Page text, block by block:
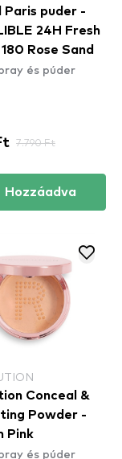
Paris puder -
24H Fresh
Rose Sand
és púder
7.790 Ft
Hozzáadva
Conceal &
Powder -
Pink
és púder